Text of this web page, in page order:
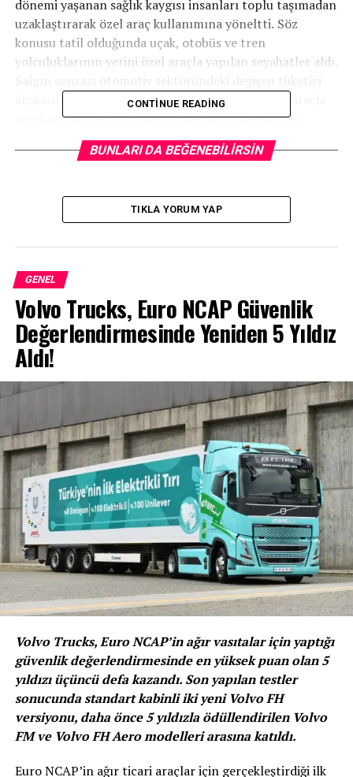
dönemi yaşanan sağlık kaygısı insanları toplu taşımadan
uzaklaştırarak özel araç kullanımına yöneltti. Söz
konusu tatil olduğunda uçak, otobüs ve tren
yolculuklarının yerini özel araçla yapılan seyahatler aldı.
alışkanlıklarını inceleyen OSRAM; 2021’de özel araçla
seyahat etmeye olan talebin önemli ölçüde devam
edeceğini açıklıyor.
Türkiye’nin yüzde 89’u uzun yolculuklarda özel araç
tercih ediyor
OSRAM Seyahat Alışkanlıkları Araştırması ile yeni
dönemde seyahat sıklığını, araç bakım ve kontrol
davranışlarını, araçta en çok hangi ürünlere ihtiyaç
duyulduğunu araştırdı. 2021 yılı Haziran ayında yapılan
araştırmada katılımcıların yüzde 89’unun uzun
yolculuklarda özel araçla seyahati tercih ettiği belirlendi.
CONTINUE READING
BUNLARI DA BEĞENEBILIRSIN
TIKLA YORUM YAP
GENEL
Volvo Trucks, Euro NCAP Güvenlik
Değerlendirmesinde Yeniden 5 Yıldız
Aldı!
Volvo Trucks, Euro NCAP’in ağır vasıtalar için yaptığı
güvenlik değerlendirmesinde en yüksek puan olan 5
yıldızı üçüncü defa kazandı. Son yapılan testler
sonucunda standart kabinli iki yeni Volvo FH
versiyonu, daha önce 5 yıldızla ödüllendirilen Volvo
FM ve Volvo FH Aero modelleri arasına katıldı.
Euro NCAP’in ağır ticari araçlar için gerçekleştirdiği ilk